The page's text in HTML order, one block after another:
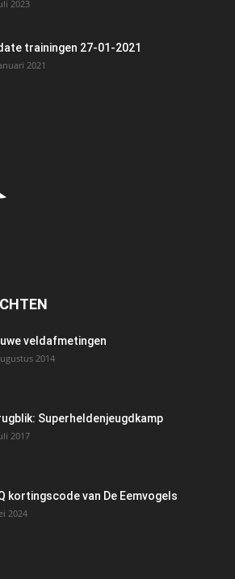
2023
trainingen 27-01-2021
2021
veldafmetingen
2014
Superheldenjeugdkamp
2017
kortingscode van De Eemvogels
2024